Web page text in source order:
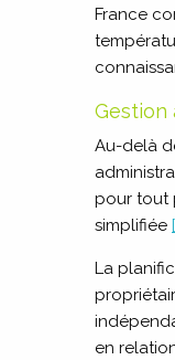
France
Gestion
Au-delà
pour tout
simplifiée
La
en